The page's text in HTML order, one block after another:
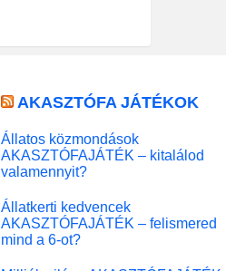
AKASZTÓFA JÁTÉKOK
Állatos közmondások
AKASZTÓFAJÁTÉK – kitalálod
valamennyit?
Állatkerti kedvencek
AKASZTÓFAJÁTÉK – felismered
mind a 6-ot?